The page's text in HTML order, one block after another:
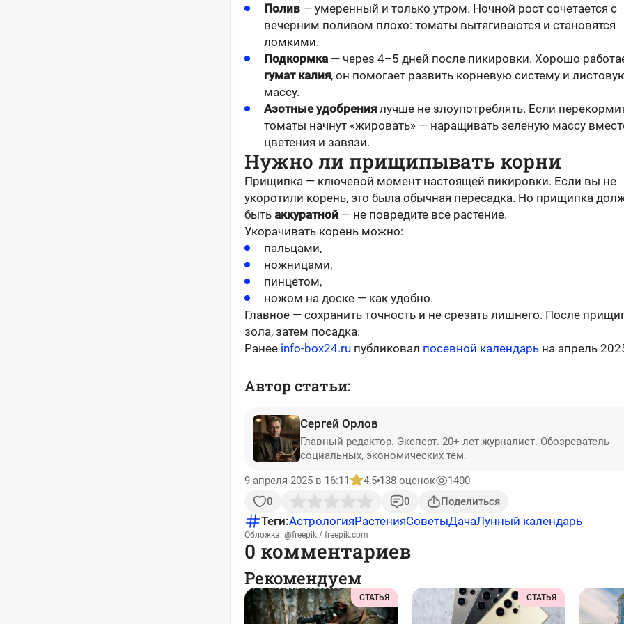
Полив — умеренный и только утром. Ночной рост сочетается с
вечерним поливом плохо: томаты вытягиваются и становятся
ломкими.
Подкормка— через 4–5 дней после пикировки. Хорошо
гумат калия, он помогает развить корневую систему и
массу.
Азотные удобрения лучше не злоупотреблять. Если
томаты начнут «жировать» — наращивать зеленую массу
цветения и завязи.
Нужно ли прищипывать корни
Прищипка — ключевой момент настоящей пикировки. Если вы не
укоротили корень, это была обычная пересадка. Но прищипка
быть аккуратной — не повредите все растение.
Укорачивать корень можно:
пальцами,
ножницами,
пинцетом,
ножом на доске — как удобно.
Главное — сохранить точность и не срезать лишнего. После
зола, затем посадка.
Ранее info-box24.ru публиковал посевной календарь на апрель
Автор статьи:
Сергей Орлов
Главный редактор. Эксперт. 20+ лет журналист. Обозреватель
социальных, экономических тем.
9 апреля 2025 в 16:11
4,5 138 оценок
1400
0
0 Поделиться
Теги:АстрологияРастенияСоветыДачаЛунный календарь
Обложка: @freepik / freepik.com
0 комментариев
Рекомендуем
СТАТЬЯ СТАТЬЯ